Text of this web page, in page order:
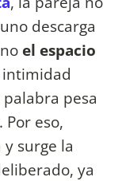
descarga
el espacio
intimidad
pesa
eso,
surge la
ya